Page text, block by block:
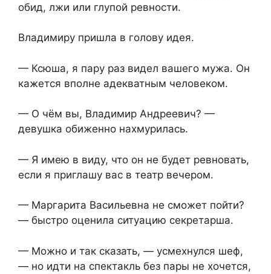
обид, лжи или глупой ревности.
Владимиру пришла в голову идея.
— Ксюша, я пару раз видел вашего мужа. Он
кажется вполне адекватным человеком.
— О чём вы, Владимир Андреевич? —
девушка обиженно нахмурилась.
— Я имею в виду, что он не будет ревновать,
если я приглашу вас в театр вечером.
— Маргарита Васильевна не сможет пойти?
— быстро оценила ситуацию секретарша.
— Можно и так сказать, — усмехнулся шеф,
— но идти на спектакль без пары не хочется,